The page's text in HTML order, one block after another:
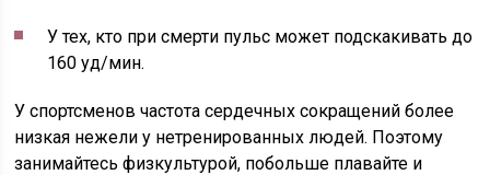
У тех, кто при смерти пульс может подскакивать до
160 уд/мин.
У спортсменов частота сердечных сокращений более
низкая нежели у нетренированных людей. Поэтому
занимайтесь физкультурой, побольше плавайте и